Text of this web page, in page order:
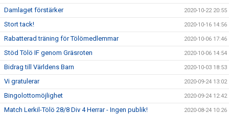
Damlaget förstärker 2020-10-22 20:55
Stort tack! 2020-10-16 14:56
Rabatterad träning för Tölömedlemmar 2020-10-06 17:46
Stöd Tölö IF genom Gräsroten 2020-10-06 14:54
Bidrag till Världens Barn 2020-10-03 18:53
Vi gratulerar 2020-09-24 13:02
Bingolottomöjlighet 2020-09-24 12:42
Match Lerkil-Tölö 28/8 Div 4 Herrar - Ingen publik! 2020-08-24 10:26